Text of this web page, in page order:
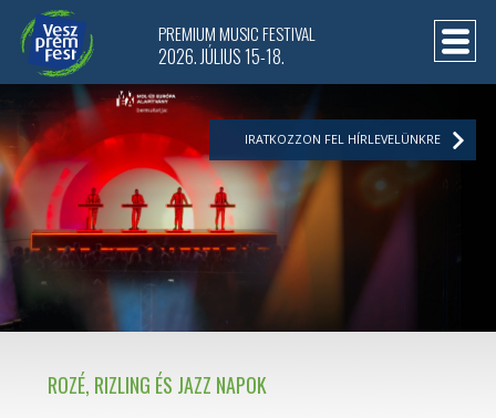
ROZÉ, RIZLING ÉS JAZZ NAPOK
PREMIUM MUSIC FESTIVAL
2026. JÚLIUS 15-18.
IRATKOZZON FEL HÍRLEVELÜNKRE